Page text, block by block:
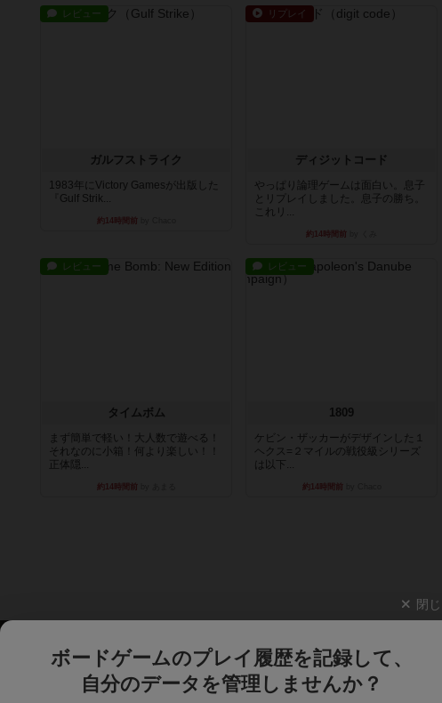
レビュー
ガルフストライク
1983年にVictory Gamesが出版した
『Gulf Strik...
約14時間前
リプレイ
ディジットコード
やっぱり論理ゲームは面白い。息子
とリプレイしました。息子の勝ち。
これリ...
約14時間前
レビュー
タイムボム
まず簡単で軽い！大人数で遊べる！
それなのに小箱！何より楽しい！！
正体隠...
約14時間前
レビュー
1809
ケビン・ザッカーがデザインした１
ヘクス=２マイルの戦役級シリーズ
は以下...
約14時間前
閉
ボードゲームのプレイ履歴を記録して、
自分のデータを管理しませんか？